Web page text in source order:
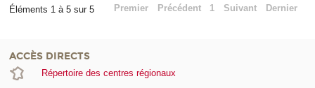
Éléments 1 à 5 sur 5 Premier Précédent 1 Suivant Dernier
ACCÈS DIRECTS
Répertoire des centres régionaux